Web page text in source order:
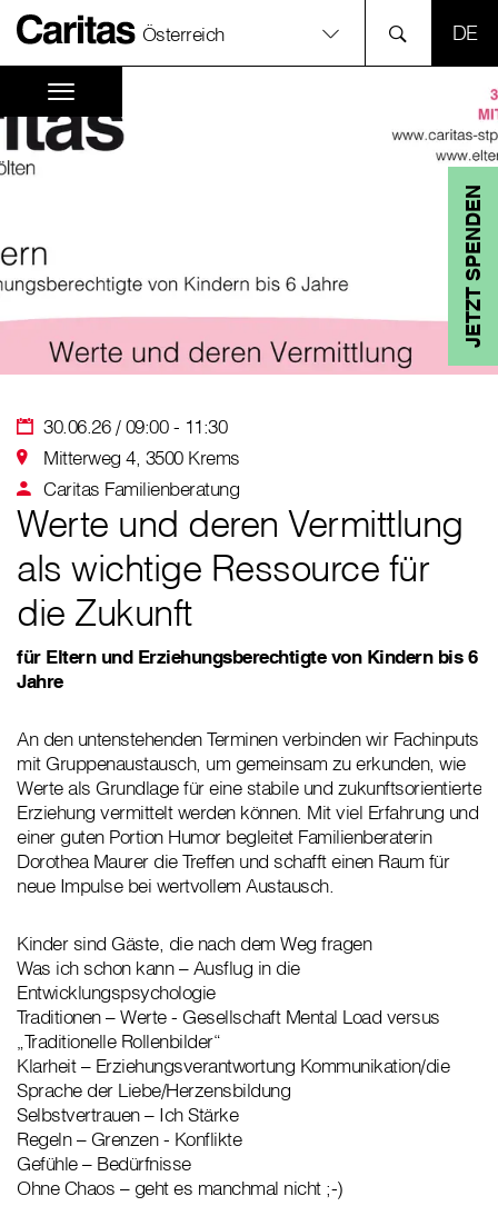
Österreich
JETZT SPENDEN
30.06.26 / 09:00 - 11:30
Mitterweg 4, 3500 Krems
Caritas Familienberatung
Werte und deren Vermittlung
als wichtige Ressource für
die Zukunft
für Eltern und Erziehungsberechtigte von Kindern bis 6
Jahre
An den untenstehenden Terminen verbinden wir Fachinputs
mit Gruppenaustausch, um gemeinsam zu erkunden, wie
Werte als Grundlage für eine stabile und zukunftsorientierte
Erziehung vermittelt werden können. Mit viel Erfahrung und
einer guten Portion Humor begleitet Familienberaterin
Dorothea Maurer die Treffen und schafft einen Raum für
neue Impulse bei wertvollem Austausch.
Kinder sind Gäste, die nach dem Weg fragen
Was ich schon kann – Ausflug in die
Entwicklungspsychologie
Traditionen – Werte - Gesellschaft Mental Load versus
„Traditionelle Rollenbilder“
Klarheit – Erziehungsverantwortung Kommunikation/die
Sprache der Liebe/Herzensbildung
Selbstvertrauen – Ich Stärke
Regeln – Grenzen - Konflikte
Gefühle – Bedürfnisse
Ohne Chaos – geht es manchmal nicht ;-)